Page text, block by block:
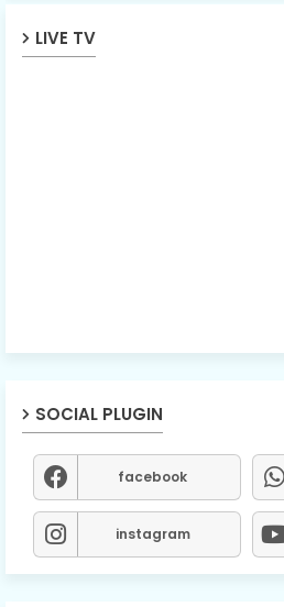
LIVE TV
SOCIAL PLUGIN
facebook
instagram